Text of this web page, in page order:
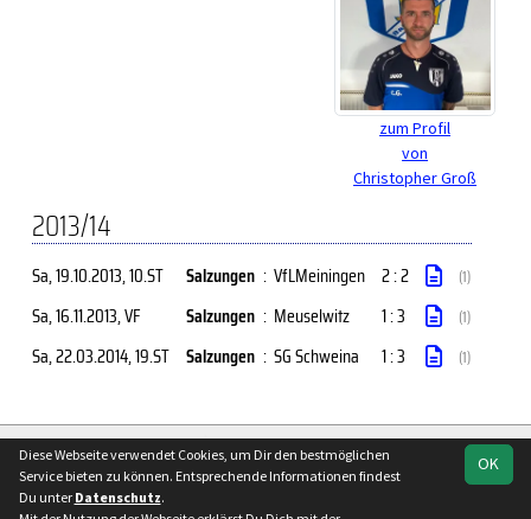
zum Profil
von
Christopher Groß
2013/14
Sa, 19.10.2013, 10.ST Salzungen : VfLMeiningen 2 : 2 (1)
Sa, 16.11.2013, VF Salzungen : Meuselwitz 1 : 3 (1)
Sa, 22.03.2014, 19.ST Salzungen : SG Schweina 1 : 3 (1)
soccero.de
Besucherstatistik
OK
Diese Webseite verwendet Cookies, um Dir den bestmöglichen
Service bieten zu können. Entsprechende Informationen findest
Du unter Datenschutz.